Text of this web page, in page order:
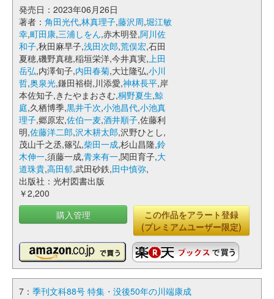
発売日：2023年06月26日
著者： 角田光代,林真理子,藤沢周,堀江敏
幸,町田康,三浦しをん,赤木明登,阿川佐
和子,秋田麻早子,浅田次郎,荒俣宏,石田
夏穂,磯野真穂,稲垣栄洋,今井真実,上田
岳弘,内澤旬子,内田春菊,大辻隆弘,小川
哲,奥泉光,鎌田裕樹,川添愛,神林長平,岸
本佐知子,きたやまおさむ,桐野夏生,鯨
庭,久栖博季,黒井千次,小池昌代,小池真
理子,郷原宏,佐伯一麦,酒井順子,佐藤利
明,佐藤洋二郎,沢木耕太郎,沢野ひとし,
茂山千之丞,篠弘,柴田一成,杉山昌隆,鈴
木伸一,須藤一成,青来有一,関田育子,大
道珠貴,高田郁,武田砂鉄,田中慎弥,
出版社：光村図書出版
￥2,200
購入管理
この作品をアラート登録
(プレミアムユーザー限定)
7： 季刊文科88号 特集・没後50年の川端康成